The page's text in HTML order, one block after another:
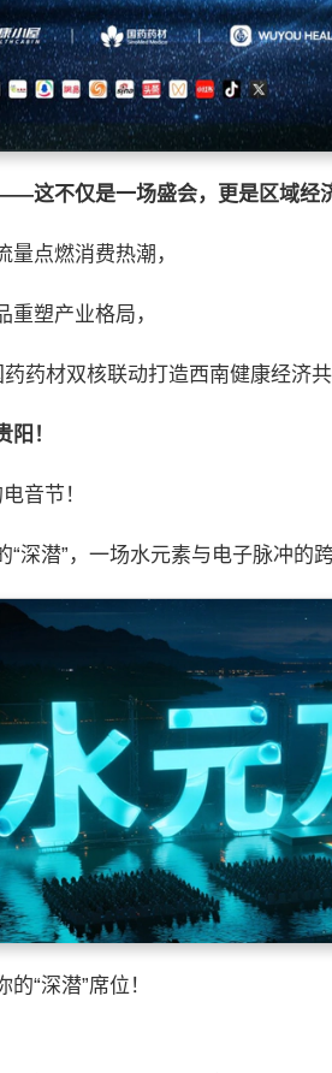
这不仅是一场盛会，更是区域经
量点燃消费热潮，
重塑产业格局，
药材双核联动打造西南健康经济
阳！
音节！
“深潜”，一场水元素与电子脉冲的
“深潜”席位！